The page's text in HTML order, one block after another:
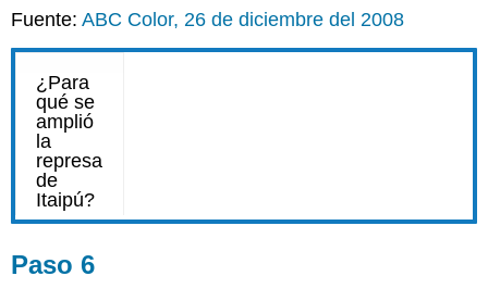
Fuente:ABC Color, 26 de diciembre del 2008
Paso 6